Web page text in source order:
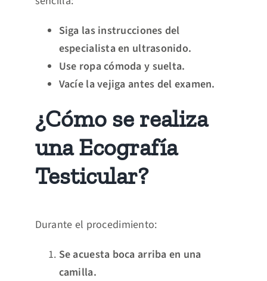
Siga las instrucciones del
especialista en ultrasonido.
Use ropa cómoda y suelta.
Vacíe la vejiga antes del examen.
¿Cómo se realiza
una Ecografía
Testicular?
Durante el procedimiento:
Se acuesta boca arriba en una
camilla.